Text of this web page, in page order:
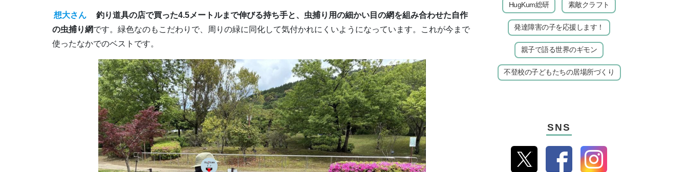
想大さん
釣り道具の店で買った4.5メートルまで伸びる持ち手と、虫捕り用の細かい目の網を組み合わせた自作
の虫捕り網です。緑色なのもこだわりで、周りの緑に同化して気付かれにくいようになっています。これが今まで
使ったなかでのベストです。
HugKum総研 素敵クラフト
発達障害の子を応援します！
親子で語る世界のギモン
不登校の子どもたちの居場所づくり
SNS